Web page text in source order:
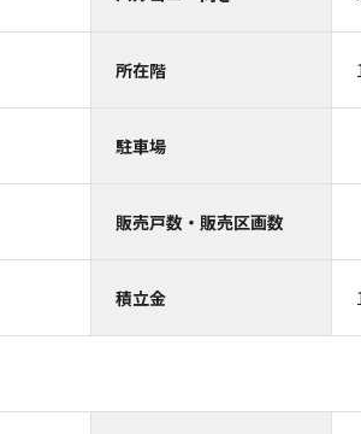
所在階
駐車場
販売戸数・販売区画数
積立金